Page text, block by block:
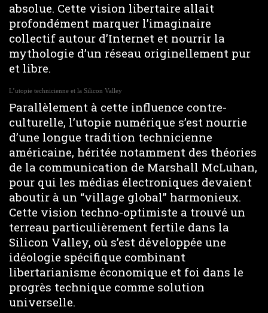
absolue. Cette vision libertaire allait
profondément marquer l’imaginaire
collectif autour d’Internet et nourrir la
mythologie d’un réseau originellement pur
et libre.
L’utopie technicienne et la Silicon Valley
Parallèlement à cette influence contre-
culturelle, l’utopie numérique s’est nourrie
d’une longue tradition technicienne
américaine, héritée notamment des théories
de la communication de Marshall McLuhan,
pour qui les médias électroniques devaient
aboutir à un “village global” harmonieux.
Cette vision techno-optimiste a trouvé un
terreau particulièrement fertile dans la
Silicon Valley, où s’est développée une
idéologie spécifique combinant
libertarianisme économique et foi dans le
progrès technique comme solution
universelle.